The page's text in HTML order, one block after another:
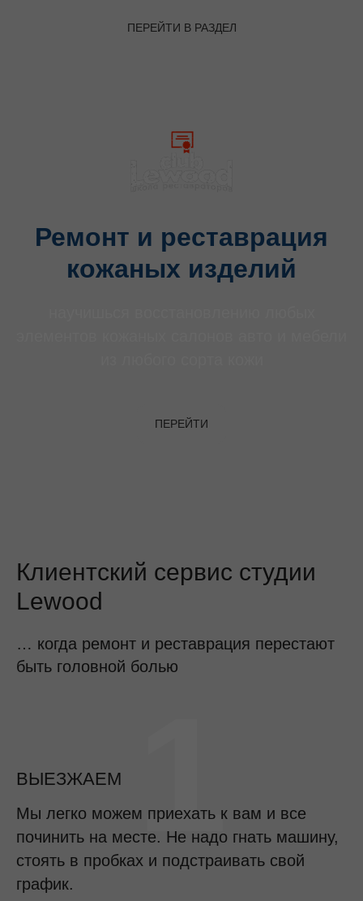
ПЕРЕЙТИ В РАЗДЕЛ
Ремонт и реставрация
кожаных изделий
ПЕРЕЙТИ
Клиентский сервис студии
Lewood
… когда ремонт и реставрация перестают
быть головной болью
ВЫЕЗЖАЕМ
Мы легко можем приехать к вам и все
починить на месте. Не надо гнать машину,
стоять в пробках и подстраивать свой
график.
1